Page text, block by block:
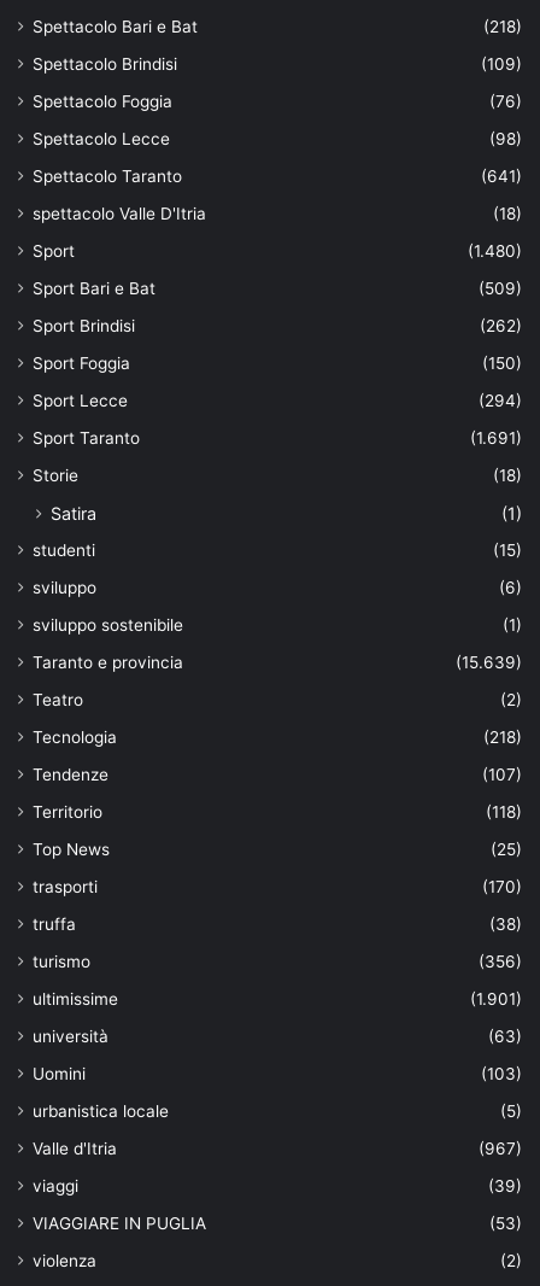
Spettacolo Bari e Bat
(218)
Spettacolo Brindisi
(109)
Spettacolo Foggia
(76)
Spettacolo Lecce
(98)
Spettacolo Taranto
(641)
spettacolo Valle D'Itria
(18)
Sport
(1.480)
Sport Bari e Bat
(509)
Sport Brindisi
(262)
Sport Foggia
(150)
Sport Lecce
(294)
Sport Taranto
(1.691)
Storie
(18)
Satira (1)
studenti
(15)
sviluppo
(6)
sviluppo sostenibile
(1)
Taranto e provincia
(15.639)
Teatro
(2)
Tecnologia
(218)
Tendenze
(107)
Territorio
(118)
Top News
(25)
trasporti
(170)
truffa
(38)
turismo
(356)
ultimissime
(1.901)
università
(63)
Uomini
(103)
urbanistica locale
(5)
Valle d'Itria
(967)
viaggi
(39)
VIAGGIARE IN PUGLIA
(53)
violenza
(2)